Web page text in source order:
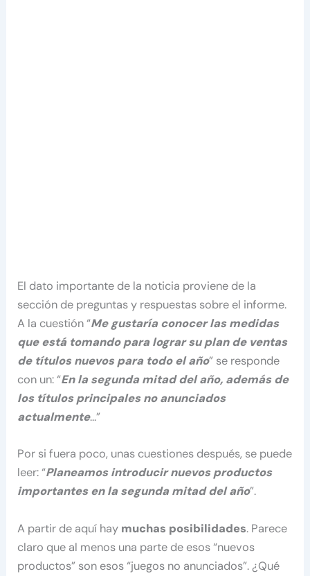
El dato importante de la noticia proviene de la
sección de preguntas y respuestas sobre el informe.
A la cuestión “Me gustaría conocer las medidas
que está tomando para lograr su plan de ventas
de títulos nuevos para todo el año” se responde
con un: “En la segunda mitad del año, además de
los títulos principales no anunciados
actualmente…”
Por si fuera poco, unas cuestiones después, se puede
leer: “Planeamos introducir nuevos productos
importantes en la segunda mitad del año”.
A partir de aquí hay muchas posibilidades. Parece
claro que al menos una parte de esos “nuevos
productos” son esos “juegos no anunciados”. ¿Qué